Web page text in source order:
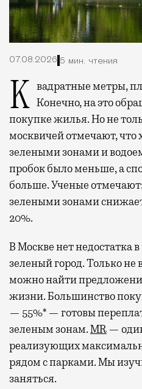
07.08.2026 5 мин. чтения
Квадратные метры, планировки, вид из окон. Конечно, на это
покупке жилья. Но не
москвичей отмечают, что
зелеными зонами и
пробок было меньше, а
больше. Ученые
зелеными зонами
20%.
В Москве нет недостатка
зеленый город. Только не
можно найти
жизни. Большинство
— 55%* — готовы
зеленым зонам.MR —
реализующих
рядом с парками. Мы
заняться.